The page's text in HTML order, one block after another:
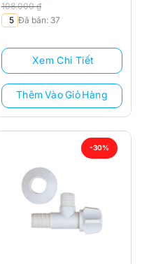
108.000₫
Giá
là:
108.000 ₫.
Giá
tại
59.000 ₫.
5 Đã bán: 37
Xem Chi Tiết
Thêm Vào Giỏ Hàng
-30%